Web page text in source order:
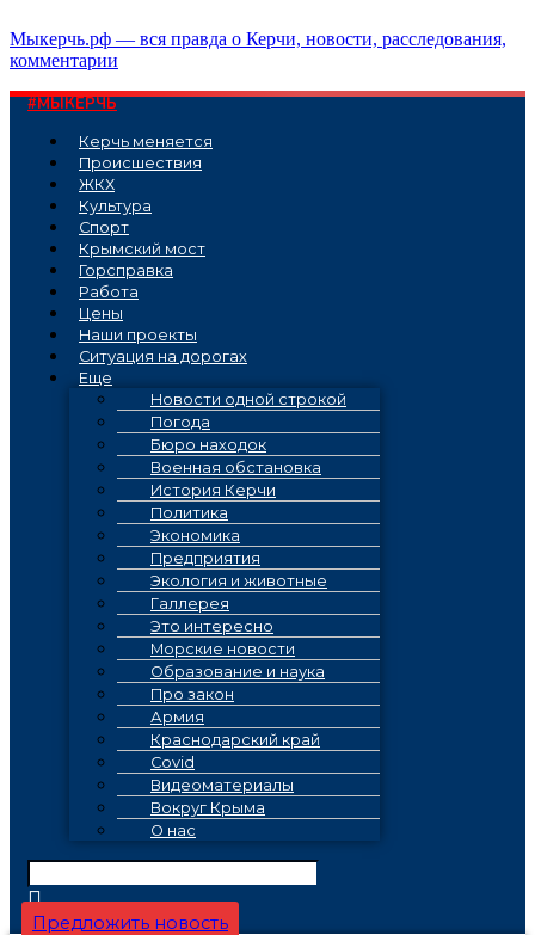
к
содержимому
Мыкерчь.рф — вся правда о Керчи, новости, расследования,
комментарии
#МЫКЕРЧЬ
Керчь меняется
Проиcшествия
ЖКХ
Культура
Спорт
Крымский мост
Горсправка
Работа
Цены
Наши проекты
Ситуация на дорогах
Еще
Новости одной строкой
Погода
Бюро находок
Военная обстановка
История Керчи
Политика
Экономика
Предприятия
Экология и животные
Галлерея
Это интересно
Морские новости
Образование и наука
Про закон
Армия
Краснодарский край
Covid
Видеоматериалы
Вокруг Крыма
О нас
Предложить новость